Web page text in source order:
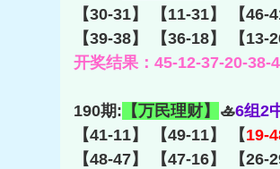
【30-31】 【11-31】 【46-
【39-38】 【36-18】 【13-
开奖结果：45-12-37-20-38-
190期: 【万民理财】 🚣6组2
【41-11】 【49-11】 【19-
【48-47】 【47-16】 【26-